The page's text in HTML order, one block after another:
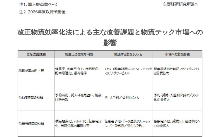
改正物流効率化法による主な改善課題と物流テック市場への
影響